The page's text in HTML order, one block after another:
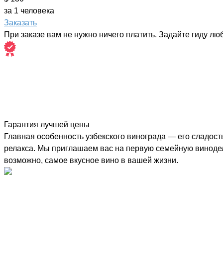
за 1 человека
Заказать
При заказе вам не нужно ничего платить. Задайте гиду
Гарантия лучшей цены
Главная особенность узбекского винограда — его
релакса. Мы приглашаем вас на первую семейную
возможно, самое вкусное вино в вашей жизни.